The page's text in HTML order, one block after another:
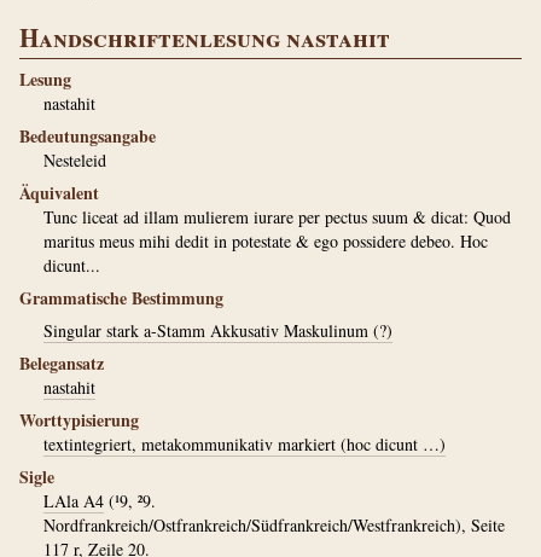
Handschriftenlesung nastahit
Lesung
nastahit
Bedeutungsangabe
Nesteleid
Äquivalent
Tunc liceat ad illam mulierem iurare per pectus suum & dicat: Quod
maritus meus mihi dedit in potestate & ego possidere debeo. Hoc
dicunt...
Grammatische Bestimmung
Singular stark a-Stamm Akkusativ Maskulinum (?)
Belegansatz
nastahit
Worttypisierung
textintegriert, metakommunikativ markiert (hoc dicunt …)
Sigle
LAla A4 (¹9, ²9.
Nordfrankreich/Ostfrankreich/Südfrankreich/Westfrankreich), Seite
117 r, Zeile 20.